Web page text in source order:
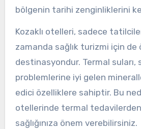
bölgenin tarihi zenginliklerini
Kozaklı otelleri, sadece
zamanda sağlık turizmi için de
destinasyondur. Termal suları,
problemlerine iyi gelen
edici özelliklere sahiptir. Bu
otellerinde termal
sağlığınıza önem verebilirsiniz.